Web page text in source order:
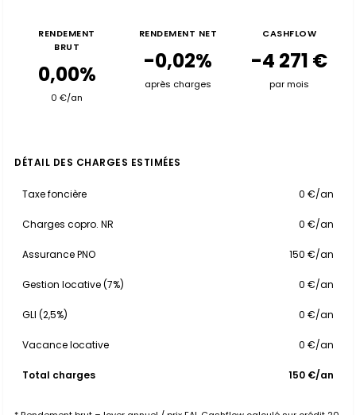
RENDEMENT
BRUT
0,00%
0 €/an
RENDEMENT NET
-0,02%
après charges
CASHFLOW
-4 271 €
par mois
DÉTAIL DES CHARGES ESTIMÉES
Taxe foncière 0 €/an
Charges copro. NR 0 €/an
Assurance PNO 150 €/an
Gestion locative (7%) 0 €/an
GLI (2,5%) 0 €/an
Vacance locative 0 €/an
Total charges 150 €/an